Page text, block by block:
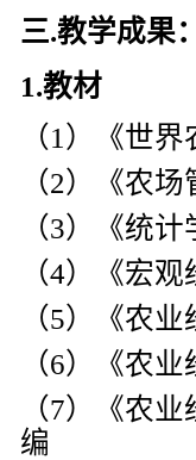
三.教学成果
1.教材
（1 ）《世界
（2）《农场
（3）《统计
（4）《宏观
（5）《农业
（6）《农业
（7）《农业
编